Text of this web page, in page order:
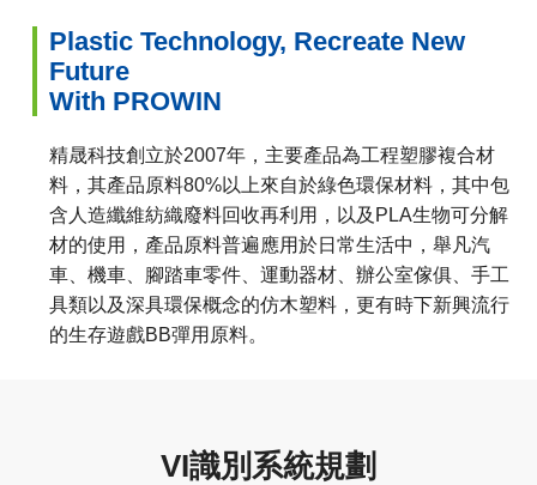
Plastic Technology, Recreate New
Future
With PROWIN
精晟科技創立於2007年，主要產品為工程塑膠複合材
料，其產品原料80%以上來自於綠色環保材料，其中包
含人造纖維紡織廢料回收再利用，以及PLA生物可分解
材的使用，產品原料普遍應用於日常生活中，舉凡汽
車、機車、腳踏車零件、運動器材、辦公室傢俱、手工
具類以及深具環保概念的仿木塑料，更有時下新興流行
的生存遊戲BB彈用原料。
VI識別系統規劃